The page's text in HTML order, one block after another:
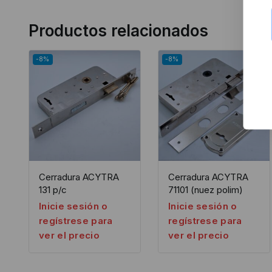
Productos relacionados
-8%
Cerradura ACYTRA
131 p/c
Inicie sesión o
regístrese para
ver el precio
-8%
Cerradura ACYTRA
71101 (nuez polim)
Inicie sesión o
regístrese para
ver el precio